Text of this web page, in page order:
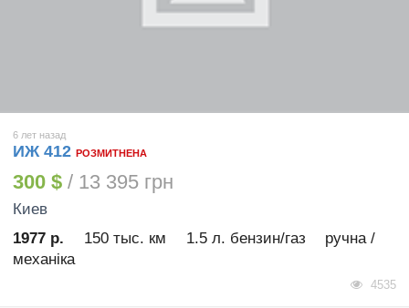
6 лет назад
ИЖ 412 РОЗМИТНЕНА
300 $ / 13 395 грн
Киев
1977 р.
150 тыс. км 1.5 л. бензин/газ
ручна /
механіка
4535